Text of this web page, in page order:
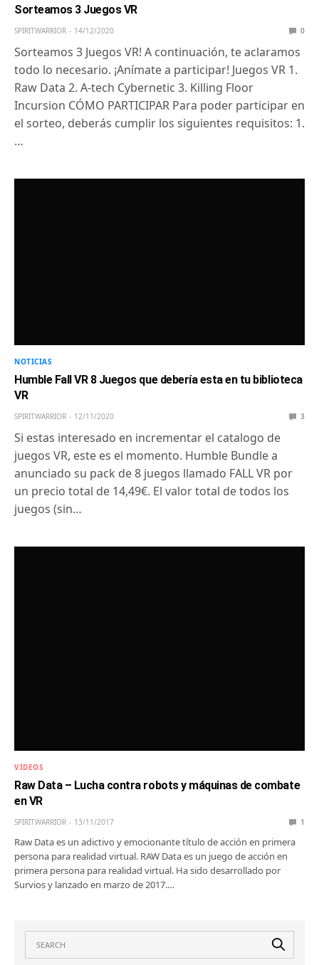
Sorteamos 3 Juegos VR
SPIRITWARRIOR 14/12/2020 0
Sorteamos 3 Juegos VR! A continuación, te aclaramos
todo lo necesario. ¡Anímate a participar! Juegos VR 1.
Raw Data 2. A-tech Cybernetic 3. Killing Floor
Incursion CÓMO PARTICIPAR Para poder participar en
el sorteo, deberás cumplir los siguientes requisitos: 1.
…
NOTICIAS
Humble Fall VR 8 Juegos que debería esta en tu biblioteca
VR
SPIRITWARRIOR 12/11/2020 3
Si estas interesado en incrementar el catalogo de
juegos VR, este es el momento. Humble Bundle a
anunciado su pack de 8 juegos llamado FALL VR por
un precio total de 14,49€. El valor total de todos los
juegos (sin…
VIDEOS
Raw Data – Lucha contra robots y máquinas de combate
en VR
SPIRITWARRIOR 13/11/2017 1
Raw Data es un adictivo y emocionante título de acción en primera
persona para realidad virtual. RAW Data es un juego de acción en
primera persona para realidad virtual. Ha sido desarrollado por
Survios y lanzado en marzo de 2017.…